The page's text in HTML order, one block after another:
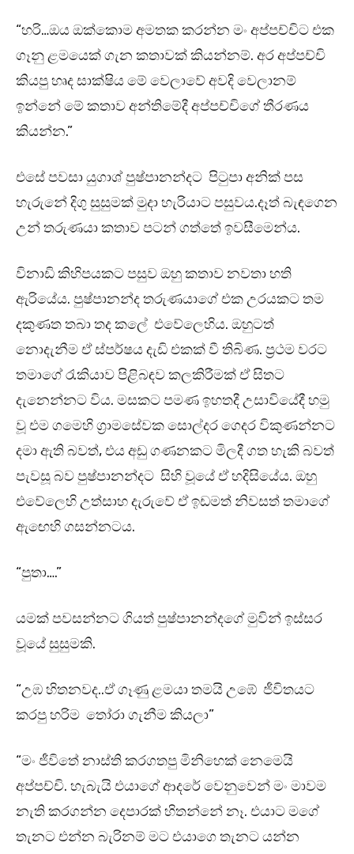
“හරි…ඔය ඔක්කොම අමතක කරන්න මං අප්පච්චිට එක
ගෑනු ළමයෙක් ගැන කතාවක් කියන්නම්. අර අප්පච්චි
කියපු හෘද සාක්ෂිය මේ වෙලාවේ අවදි වෙලානම්
ඉන්නේ මේ කතාව අන්තිමේදී අප්පච්චිගේ තීරණය
කියන්න.”
එසේ පවසා යුගාශ් පුෂ්පානන්දට පිටුපා අනික් පස
හැරුනේ දිගු සුසුමක් මුදා හැරියාට පසුවය.දෑත් බැඳගෙන
උන් තරුණයා කතාව පටන් ගත්තේ ඉවසීමෙන්ය.
විනාඩි කිහිපයකට පසුව ඔහු කතාව නවතා හති
ඇරියේය. පුෂ්පානන්ද තරුණයාගේ එක උරයකට තම
දකුණත තබා තද කලේ එවේලෙහිය. ඔහුටත්
නොදැනීම ඒ ස්පර්ෂය දැඩි එකක් වී තිබිණ. ප්‍රථම වරට
තමාගේ රැකියාව පිළිබඳව කලකිරීමක් ඒ සිතට
දැනෙන්නට විය. මසකට පමණ ඉහතදී උසාවියේදී හමු
වූ එම ගමෙහි ග්‍රාමසේවක සොල්දර ගෙදර විකුණන්නට
දමා ඇති බවත්, එය අඩු ගණනකට මිලදී ගත හැකි බවත්
පැවසූ බව පුෂ්පානන්දට සිහි වූයේ ඒ හදිසියේය. ඔහු
එවේලෙහි උත්සාහ දැරුවේ ඒ ඉඩමත් නිවසත් තමාගේ
ඇඟෙහි ගසන්නටය.
“පුතා….”
යමක් පවසන්නට ගියත් පුෂ්පානන්දගේ මුවින් ඉස්සර
වූයේ සුසුමකි.
“උඹ හිතනවද..ඒ ගෑණු ළමයා තමයි උඹේ ජීවිතයට
කරපු හරිම තෝරා ගැනීම කියලා”
“මං ජීවිතේ නාස්ති කරගතපු මිනිහෙක් නෙමෙයි
අප්පච්චි. හැබැයි එයාගේ ආදරේ වෙනුවෙන් මං මාවම
නැති කරගන්න දෙපාරක් හිතන්නේ නෑ. එයාට මගේ
තැනට එන්න බැරිනම් මට එයාගෙ තැනට යන්න